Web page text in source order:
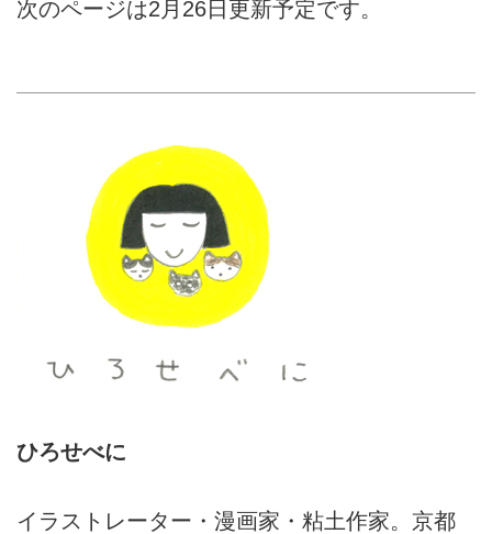
次のページは2月26日更新予定です。
ひろせべに
イラストレーター・漫画家・粘土作家。京都